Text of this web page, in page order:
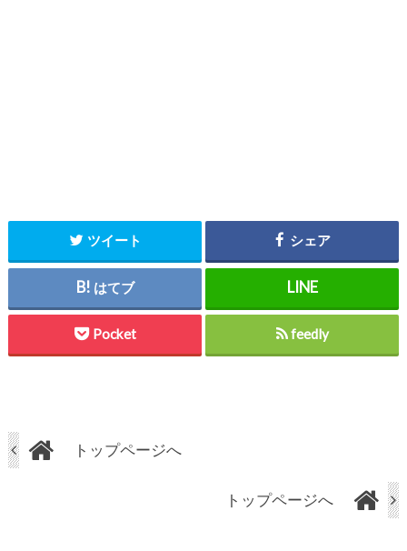
ツイート シェア
はてブ
Pocket feedly
トップページへ
トップページへ